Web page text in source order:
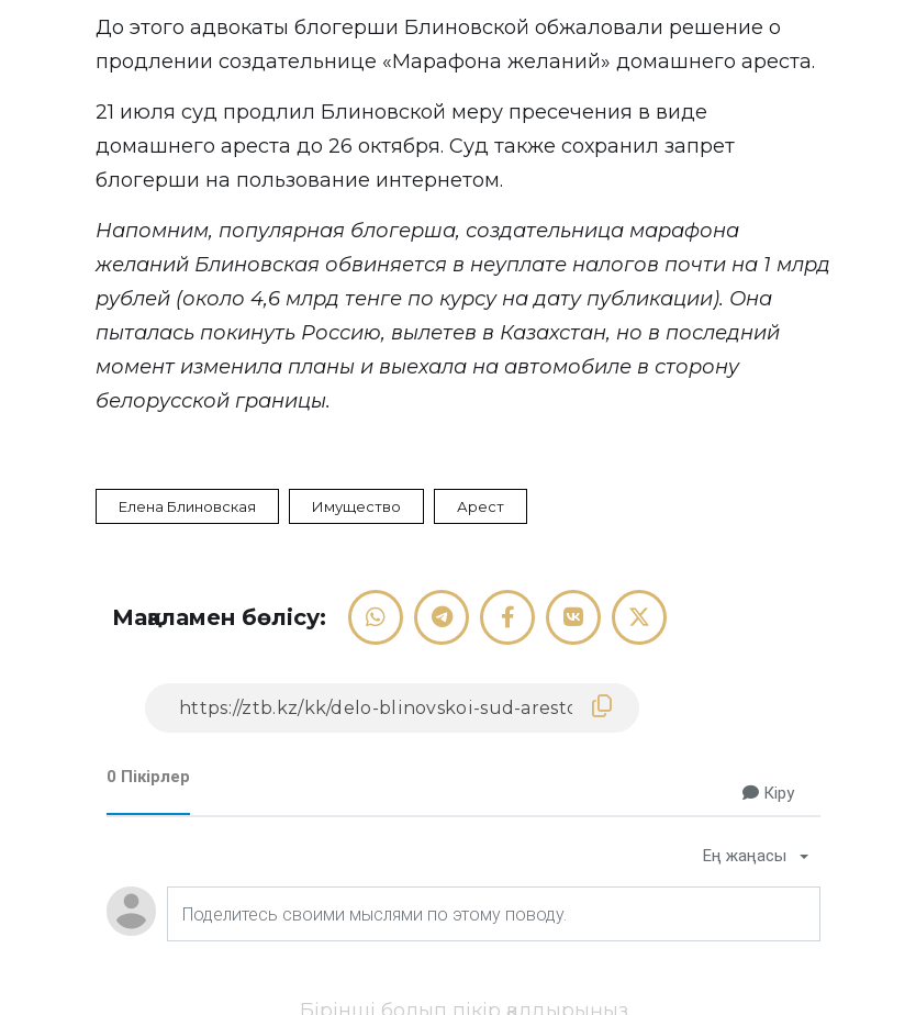
До этого адвокаты блогерши Блиновской обжаловали решение о
продлении создательнице «Марафона желаний» домашнего ареста.
21 июля суд продлил Блиновской меру пресечения в виде
домашнего ареста до 26 октября. Суд также сохранил запрет
блогерши на пользование интернетом.
Напомним, популярная блогерша, создательница марафона
желаний Блиновская обвиняется в неуплате налогов почти на 1 млрд
рублей (около 4,6 млрд тенге по курсу на дату публикации). Она
пыталась покинуть Россию, вылетев в Казахстан, но в последний
момент изменила планы и выехала на автомобиле в сторону
белорусской границы.
Елена Блиновская Имущество Арест
Мақаламен бөлісу:
0 Пікірлер
Кіру
Ең жаңасы